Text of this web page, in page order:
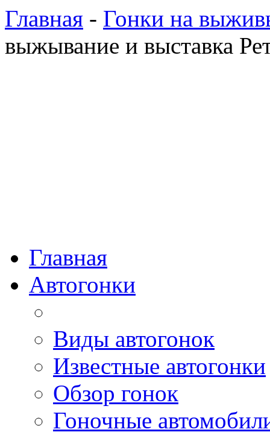
Главная - Гонки на
выжывание и выставка
Главная
Автогонки
Виды автогонок
Известные автогонки
Обзор гонок
Гоночные